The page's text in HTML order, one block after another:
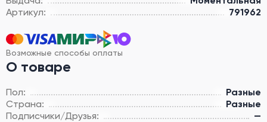
Артикул:
791962
Возможные способы оплаты
О товаре
Пол:
Разные
Страна:
Разные
Подписчики/Друзья:
—